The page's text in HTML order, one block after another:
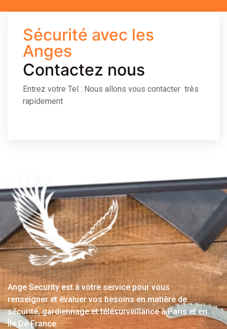
Sécurité avec les
Anges
Contactez nous
Entrez votre Tel : Nous allons vous contacter très
rapidement
Ange Security est à votre service pour vous
renseigner et évaluer vos besoins en matière de
sécurité, gardiennage et télésurveillance à Paris et en
Île De France.